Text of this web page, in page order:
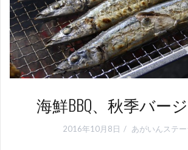
海鮮BBQ、秋季バー
2016年10月8日 あがいんステ